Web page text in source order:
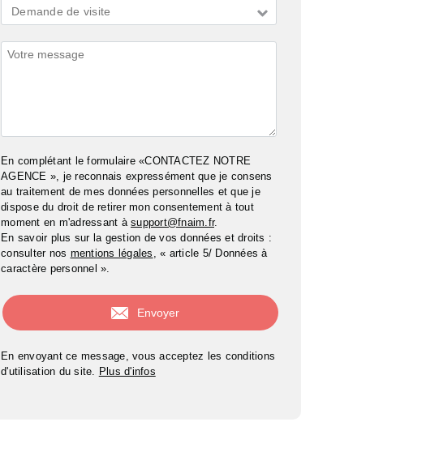
Demande
*
Demande de visite
Commentaires
En complétant le formulaire «CONTACTEZ NOTRE
AGENCE », je reconnais expressément que je consens
au traitement de mes données personnelles et que je
dispose du droit de retirer mon consentement à tout
moment en m'adressant à support@fnaim.fr.
En savoir plus sur la gestion de vos données et droits :
consulter nos mentions légales , « article 5/ Données à
caractère personnel ».
En envoyant ce message, vous acceptez les conditions
d'utilisation du site.
Plus d'infos